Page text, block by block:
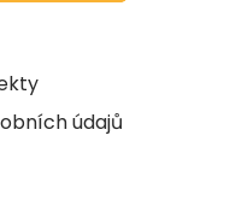
údajů